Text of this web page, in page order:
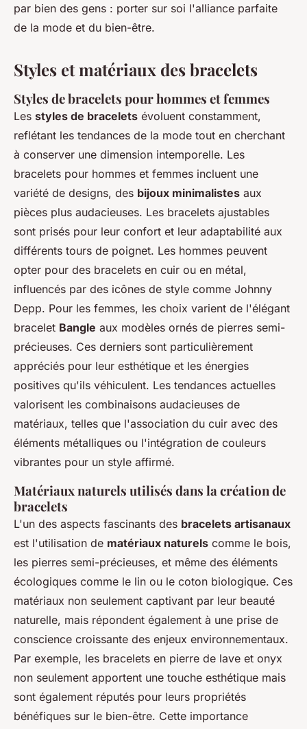
par bien des gens : porter sur soi l'alliance parfaite
de la mode et du bien-être.
Styles et matériaux des bracelets
Styles de bracelets pour hommes et femmes
Les styles de bracelets évoluent constamment,
reflétant les tendances de la mode tout en cherchant
à conserver une dimension intemporelle. Les
bracelets pour hommes et femmes incluent une
variété de designs, des bijoux minimalistes aux
pièces plus audacieuses. Les bracelets ajustables
sont prisés pour leur confort et leur adaptabilité aux
différents tours de poignet. Les hommes peuvent
opter pour des bracelets en cuir ou en métal,
influencés par des icônes de style comme Johnny
Depp. Pour les femmes, les choix varient de l'élégant
bracelet Bangle aux modèles ornés de pierres semi-
précieuses. Ces derniers sont particulièrement
appréciés pour leur esthétique et les énergies
positives qu'ils véhiculent. Les tendances actuelles
valorisent les combinaisons audacieuses de
matériaux, telles que l'association du cuir avec des
éléments métalliques ou l'intégration de couleurs
vibrantes pour un style affirmé.
Matériaux naturels utilisés dans la création de
bracelets
L'un des aspects fascinants des bracelets artisanaux
est l'utilisation de matériaux naturels comme le bois,
les pierres semi-précieuses, et même des éléments
écologiques comme le lin ou le coton biologique. Ces
matériaux non seulement captivant par leur beauté
naturelle, mais répondent également à une prise de
conscience croissante des enjeux environnementaux.
Par exemple, les bracelets en pierre de lave et onyx
non seulement apportent une touche esthétique mais
sont également réputés pour leurs propriétés
bénéfiques sur le bien-être. Cette importance